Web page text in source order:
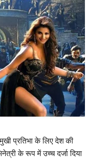
प्रतिभा के लिए देश की
के रूप में उच्च दर्जा दिया